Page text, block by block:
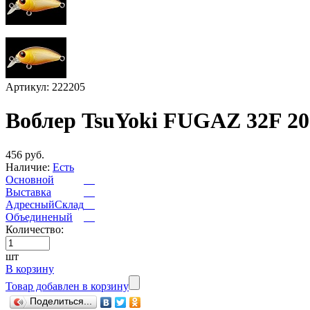
Артикул: 222205
Воблер TsuYoki FUGAZ 32F
456 руб.
Наличие: Есть
Основной
Выставка
АдресныйСклад
Объединеный
Количество:
шт
В корзину
Товар добавлен в корзину
Поделиться...